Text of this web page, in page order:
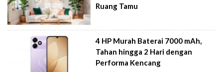
Ruang Tamu
4 HP Murah Baterai 7000 mAh,
Tahan hingga 2 Hari dengan
Performa Kencang